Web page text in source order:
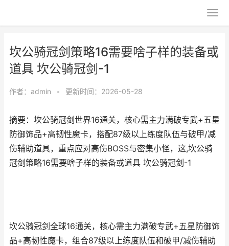
坎公骑冠剑策略16需要啥子样的装备或
道具 坎公骑冠剑-1
作者： admin • 更新时间：2026-05-28
摘要：坎公骑冠剑世界16通关，核心需主力满破专武+五星
防御饰品+高韧性魔卡，搭配87级以上练度队伍与破甲/减
伤辅助道具，重点应对高伤BOSS与密集小怪，这,坎公骑
冠剑策略16需要啥子样的装备或道具 坎公骑冠剑-1
坎公骑冠剑全球16通关，核心需主力满破专武+五星防御饰
品+高韧性魔卡，组合87级以上练度队伍和破甲/减伤辅助